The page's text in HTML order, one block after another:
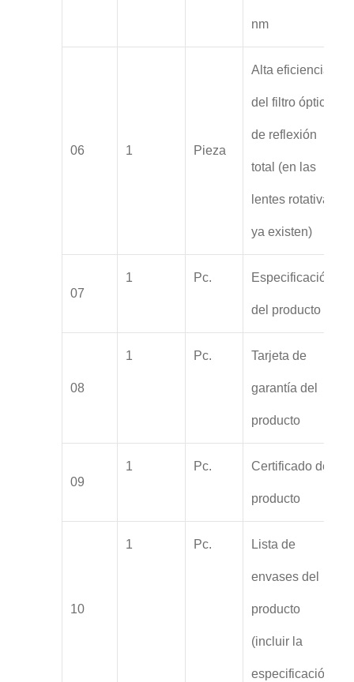
nm
06 1 Pieza
Alta eficiencia
del filtro óptico
de reflexión
total (en las
lentes rotativas
ya existen)
07
1 Pc. Especificación
del producto
08
1 Pc. Tarjeta de
garantía del
producto
09
1 Pc. Certificado del
producto
10
1 Pc. Lista de
envases del
producto
(incluir la
especificación)